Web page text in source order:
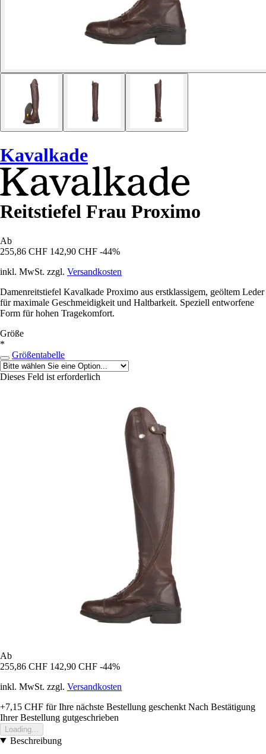
Kavalkade
Reitstiefel Frau Proximo
Ab
255,86 CHF 142,90 CHF -44%
inkl. MwSt. zzgl. Versandkosten
Damenreitstiefel Kavalkade Proximo aus erstklassigem, geöltem Leder
für maximale Geschmeidigkeit und Haltbarkeit. Speziell entworfene
Form für hohen Tragekomfort.
Größe
*
Größentabelle
Dieses Feld ist erforderlich
Ab
255,86 CHF 142,90 CHF -44%
inkl. MwSt. zzgl. Versandkosten
+7,15 CHF für Ihre nächste Bestellung geschenkt Nach Bestätigung
Ihrer Bestellung gutgeschrieben
Loading...
Beschreibung